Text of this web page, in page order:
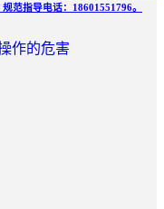
范指导电话：18601551796。